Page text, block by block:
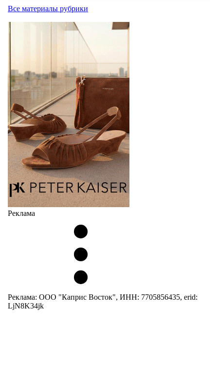
Все материалы рубрики
Реклама
Реклама: ООО "Каприс Восток", ИНН: 7705856435, erid:
LjN8K34jk